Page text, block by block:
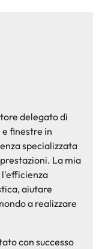
delegato di
finestre in
specializzata
La mia
aiutare
a realizzare
con successo